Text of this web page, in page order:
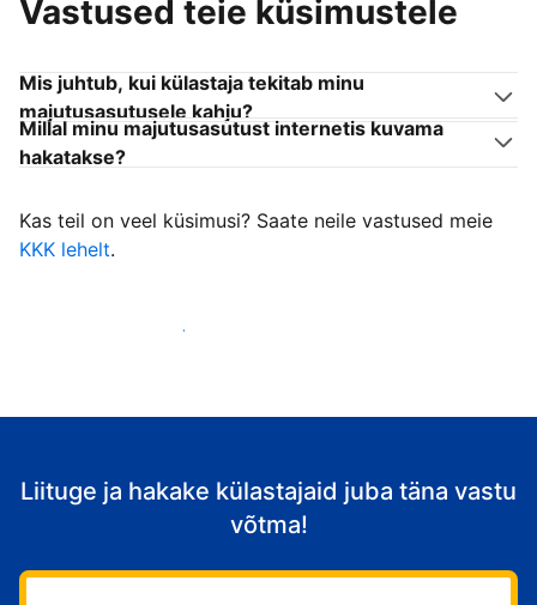
Vastused teie küsimustele
Mis juhtub, kui külastaja tekitab minu
majutusasutusele kahju?
Millal minu majutusasutust internetis kuvama
hakatakse?
Kas teil on veel küsimusi? Saate neile vastused meie
KKK lehelt.
Alusta külastajate vastuvõtmist
Liituge ja hakake külastajaid juba täna vastu
võtma!